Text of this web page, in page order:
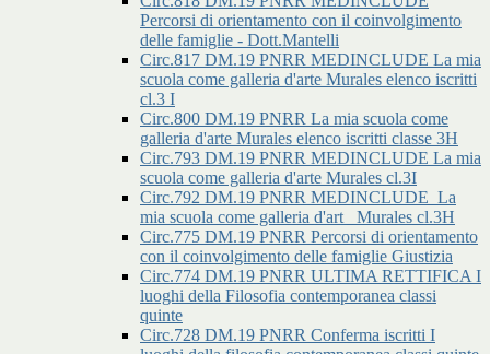
Percorsi di orientamento con il coinvolgimento
delle famiglie - Dott.Mantelli
Circ.817 DM.19 PNRR MEDINCLUDE La mia
scuola come galleria d'arte Murales elenco iscritti
cl.3 I
Circ.800 DM.19 PNRR La mia scuola come
galleria d'arte Murales elenco iscritti classe 3H
Circ.793 DM.19 PNRR MEDINCLUDE La mia
scuola come galleria d'arte Murales cl.3I
Circ.792 DM.19 PNRR MEDINCLUDE_La
mia scuola come galleria d'art _Murales cl.3H
Circ.775 DM.19 PNRR Percorsi di orientamento
con il coinvolgimento delle famiglie Giustizia
Circ.774 DM.19 PNRR ULTIMA RETTIFICA I
luoghi della Filosofia contemporanea classi
quinte
Circ.728 DM.19 PNRR Conferma iscritti I